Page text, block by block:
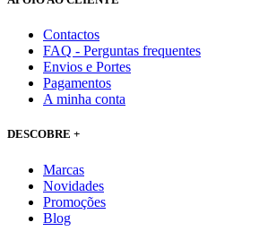
Contactos
FAQ - Perguntas frequentes
Envios e Portes
Pagamentos
A minha conta
DESCOBRE +
Marcas
Novidades
Promoções
Blog